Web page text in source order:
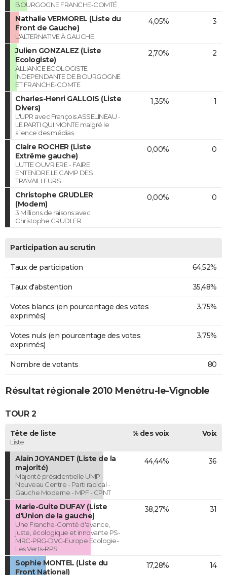
BOURGOGNE FRANCHE-COMTÉ
Nathalie VERMOREL (Liste du
Front de Gauche)
L'ALTERNATIVE À GAUCHE
4,05% 3
Julien GONZALEZ (Liste
Ecologiste)
ALLIANCE ECOLOGISTE
INDEPENDANTE DE BOURGOGNE
ET FRANCHE-COMTE
2,70% 2
Charles-Henri GALLOIS (Liste
Divers)
L'UPR avec François ASSELINEAU -
LE PARTI QUI MONTE malgré le
silence des médias
1,35% 1
Claire ROCHER (Liste
Extrême gauche)
LUTTE OUVRIERE - FAIRE
ENTENDRE LE CAMP DES
TRAVAILLEURS
0,00% 0
Christophe GRUDLER
(Modem)
3 Millions de raisons avec
Christophe GRUDLER
0,00% 0
Participation au scrutin
Taux de participation 64,52%
Taux d'abstention 35,48%
Votes blancs (en pourcentage des votes
exprimés)
3,75%
Votes nuls (en pourcentage des votes
exprimés)
3,75%
Nombre de votants 80
Résultat régionale 2010 Menétru-le-Vignoble
TOUR 2
Tête de liste
Liste
% des voix Voix
Alain JOYANDET (Liste de la
majorité)
Majorité présidentielle UMP -
Nouveau Centre - Parti radical -
Gauche Moderne - MPF - CPNT
44,44% 36
Marie-Guite DUFAY (Liste
d'Union de la gauche)
Une Franche-Comté d'avance,
juste, écologique et innovante PS-
MRC-PRG-DVG-Europe Ecologie-
Les Verts-RPS
38,27% 31
Sophie MONTEL (Liste du
Front National)
17,28% 14